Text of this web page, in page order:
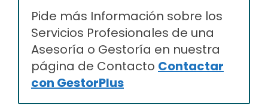
Pide más Información sobre los
Servicios Profesionales de una
Asesoría o Gestoría en nuestra
página de Contacto Contactar
con GestorPlus